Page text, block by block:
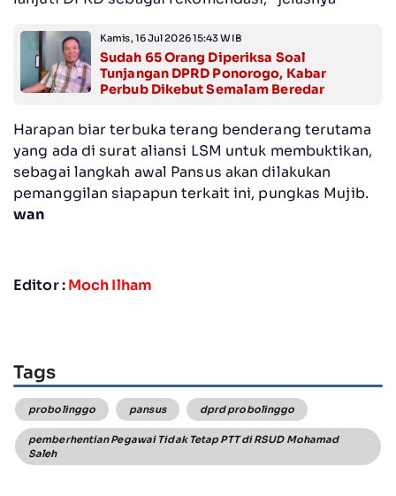
Kamis, 16 Jul 2026 15:43 WIB
Sudah 65 Orang Diperiksa Soal
Tunjangan DPRD Ponorogo, Kabar
Perbub Dikebut Semalam Beredar
Harapan biar terbuka terang benderang terutama
yang ada di surat aliansi LSM untuk membuktikan,
sebagai langkah awal Pansus akan dilakukan
pemanggilan siapapun terkait ini, pungkas Mujib.
wan
Editor :Moch Ilham
Tags
probolinggo pansus dprd probolinggo
pemberhentian Pegawai Tidak Tetap PTT di RSUD Mohamad
Saleh